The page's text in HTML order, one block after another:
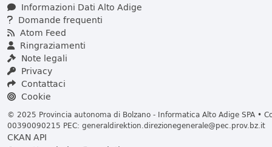
Informazioni Dati Alto Adige
Domande frequenti
Atom Feed
Ringraziamenti
Note legali
Privacy
Contattaci
Cookie
© 2025 Provincia autonoma di Bolzano - Informatica Alto Adige SPA •
00390090215 PEC: generaldirektion.direzionegenerale@pec.prov.bz.it
CKAN API